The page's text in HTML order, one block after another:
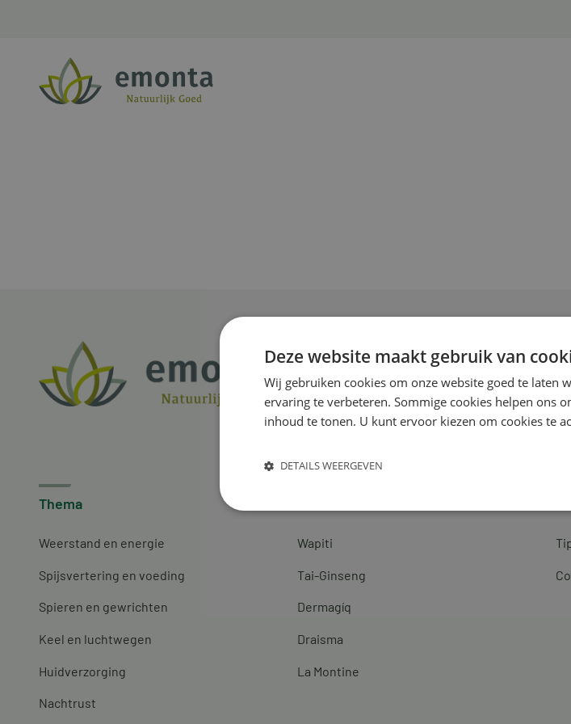
Thema
Weerstand en energie
Spijsvertering en voeding
Spieren en gewrichten
Keel en luchtwegen
Huidverzorging
Nachtrust
Wapiti
Tai-Ginseng
Dermagíq
Draisma
La Montine
Deze website maakt gebruik van
Wij gebruiken cookies om onze website goed te laten
ervaring te verbeteren. Sommige cookies helpen ons
inhoud te tonen. U kunt ervoor kiezen om cookies te
DETAILS WEERGEVEN